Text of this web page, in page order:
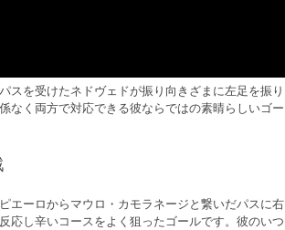
スを受けたネドヴェドが振り向きざまに左足を振り
なく両方で対応できる彼ならではの素晴らしいゴー
エーロからマウロ・カモラネージと繋いだパスに右
応し辛いコースをよく狙ったゴールです。彼のいつ